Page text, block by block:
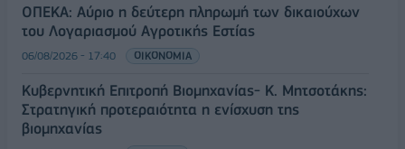
ΟΠΕΚΑ: Αύριο η δεύτερη πληρωμή των δικαιούχων
του Λογαριασμού Αγροτικής Εστίας
06/08/2026 - 17:40 ΟΙΚΟΝΟΜΙΑ
Κυβερνητική Επιτροπή Βιομηχανίας- Κ. Μητσοτάκης:
Στρατηγική προτεραιότητα η ενίσχυση της
βιομηχανίας